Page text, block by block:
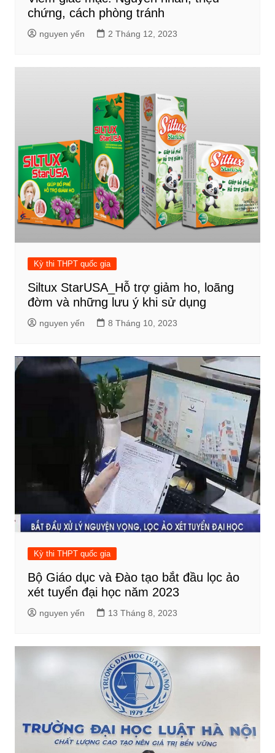
chứng, cách phòng tránh
nguyen yến 2 Tháng 12, 2023
Kỳ thi THPT quốc gia
Siltux StarUSA_Hỗ trợ giảm ho, loãng
đờm và những lưu ý khi sử dụng
nguyen yến 8 Tháng 10, 2023
Kỳ thi THPT quốc gia
Bộ Giáo dục và Đào tạo bắt đầu lọc ảo
xét tuyển đại học năm 2023
nguyen yến 13 Tháng 8, 2023